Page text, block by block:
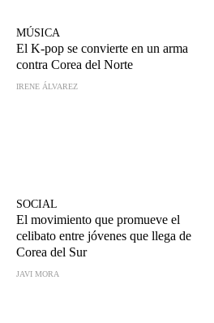
MÚSICA
El K-pop se convierte en un arma
contra Corea del Norte
IRENE ÁLVAREZ
SOCIAL
El movimiento que promueve el
celibato entre jóvenes que llega de
Corea del Sur
JAVI MORA